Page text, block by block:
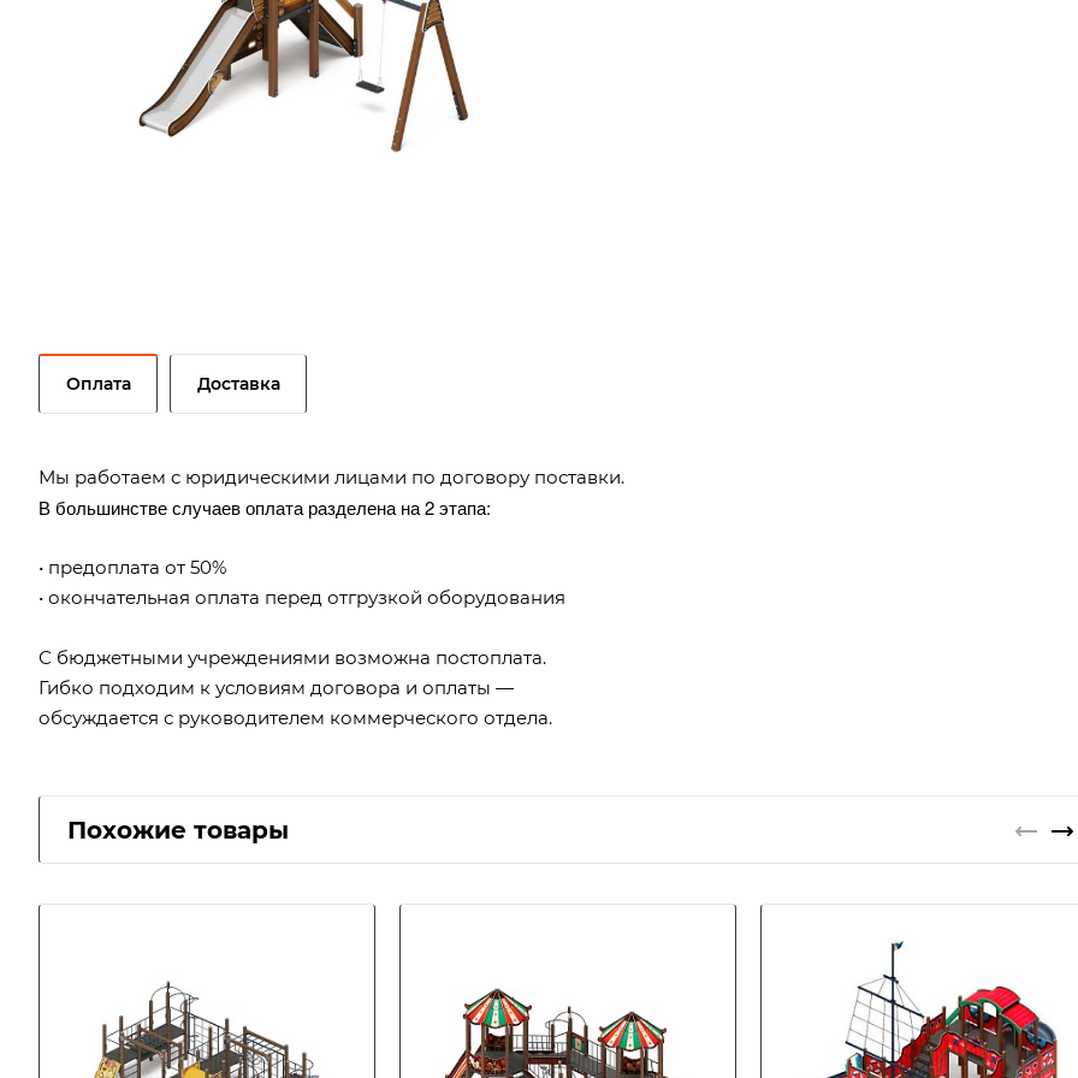
Оплата Доставка
Мы работаем с юридическими лицами по договору поставки.
В большинстве случаев оплата разделена на 2 этапа:
• предоплата от 50%
• окончательная оплата перед отгрузкой оборудования
С бюджетными учреждениями возможна постоплата.
Гибко подходим к условиям договора и оплаты —
обсуждается с руководителем коммерческого отдела.
Похожие товары